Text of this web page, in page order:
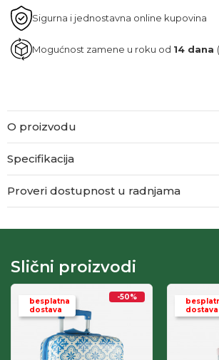
Sigurna i jednostavna online kupovina
Mogućnost zamene u roku od 14 dana
O proizvodu
Specifikacija
Proveri dostupnost u radnjama
Slični proizvodi
besplatna
dostava
-50%
dostava